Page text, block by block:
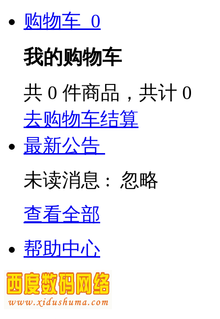
购物车 0
我的购物车
共 0 件商品，共计 0
去购物车结算
最新公告
未读消息 : 忽略
查看全部
帮助中心